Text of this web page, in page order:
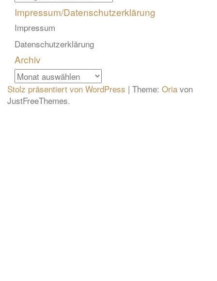
Impressum/Datenschutzerklärung
Impressum
Datenschutzerklärung
Archiv
Archiv
Stolz präsentiert von WordPress | Theme: Oria von
JustFreeThemes.